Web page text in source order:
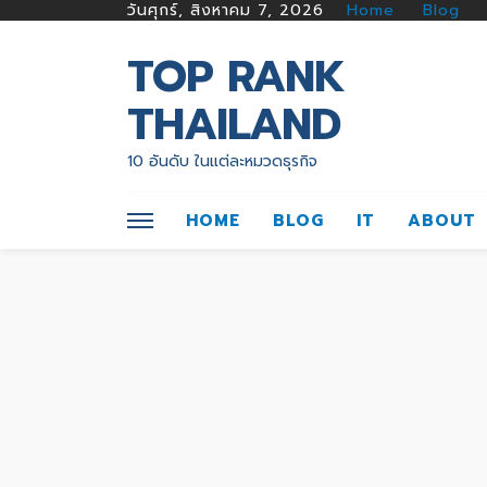
วันศุกร์, สิงหาคม 7, 2026 Home Blog
TOP RANK
THAILAND
10 อันดับ ในแต่ละหมวดธุรกิจ
HOME BLOG IT ABOUT